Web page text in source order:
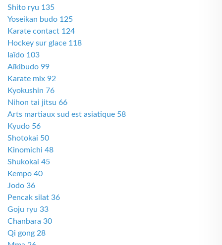
Shito ryu 135
Yoseikan budo 125
Karate contact 124
Hockey sur glace 118
Iaïdo 103
Aïkibudo 99
Karate mix 92
Kyokushin 76
Nihon tai jitsu 66
Arts martiaux sud est asiatique 58
Kyudo 56
Shotokai 50
Kinomichi 48
Shukokai 45
Kempo 40
Jodo 36
Pencak silat 36
Goju ryu 33
Chanbara 30
Qi gong 28